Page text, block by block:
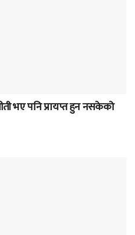
भए पनि प्रायप्त हुन नसकेको